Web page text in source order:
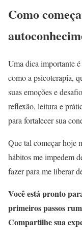
Como
Uma dica importante
como a psicoterapia,
suas emoções e
reflexão, leitura e
para fortalecer sua
Que tal começar hoje
hábitos me impedem
fazer para me liberar
Você está pronto
primeiros passos
Compartilhe sua